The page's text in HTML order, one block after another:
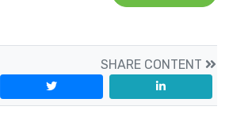
SHARE CONTENT